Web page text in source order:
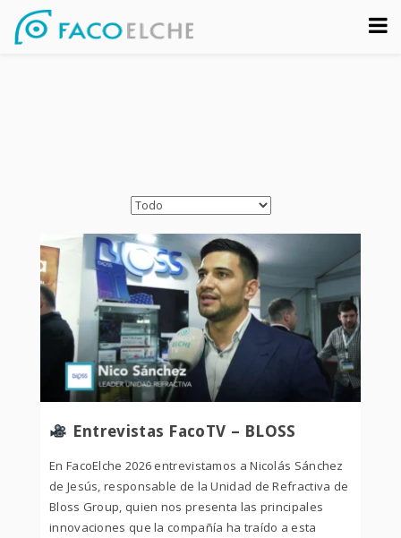
Contacto
Entrevistas FacoTV – BLOSS
En FacoElche 2026 entrevistamos a Nicolás Sánchez
de Jesús, responsable de la Unidad de Refractiva de
Bloss Group, quien nos presenta las principales
innovaciones que la compañía ha traído a esta